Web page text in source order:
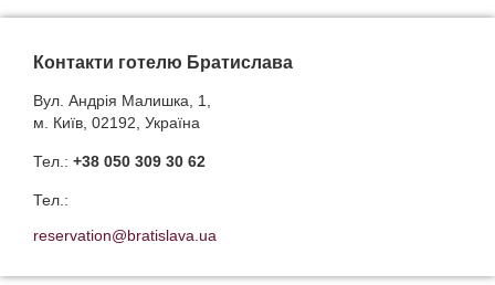
Контакти готелю Братислава
Вул. Андрія Малишка, 1,
м. Київ, 02192, Україна
Тел.: +38 050 309 30 62
Тел.:
reservation@bratislava.ua